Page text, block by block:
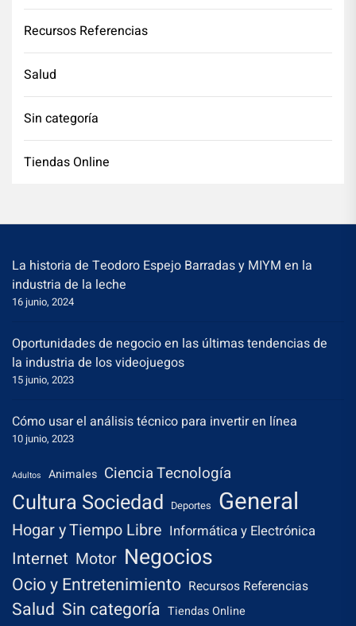
Recursos Referencias
Salud
Sin categoría
Tiendas Online
La historia de Teodoro Espejo Barradas y MIYM en la
industria de la leche
16 junio, 2024
Oportunidades de negocio en las últimas tendencias de
la industria de los videojuegos
15 junio, 2023
Cómo usar el análisis técnico para invertir en línea
10 junio, 2023
Adultos Animales Ciencia Tecnología
Cultura Sociedad Deportes General
Hogar y Tiempo Libre Informática y Electrónica
Internet Motor Negocios
Ocio y Entretenimiento Recursos Referencias
Salud Sin categoría Tiendas Online